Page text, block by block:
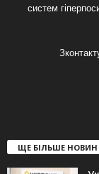
систем
ЩЕ БІЛЬШЕ НОВИН